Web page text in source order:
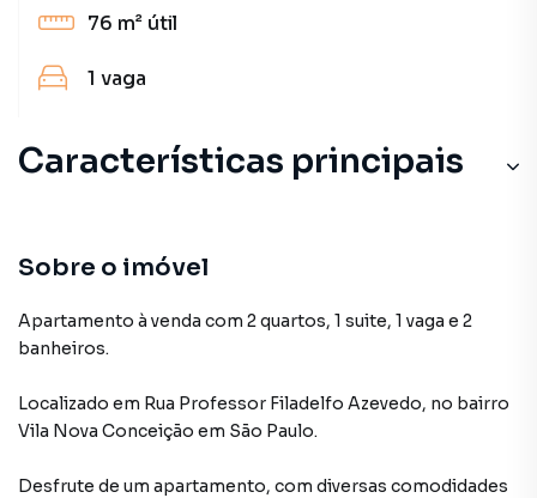
76 m² útil
1 vaga
Características principais
Sobre o imóvel
Apartamento à venda com 2 quartos, 1 suite, 1 vaga e 2
banheiros.
Localizado em Rua Professor Filadelfo Azevedo, no bairro
Vila Nova Conceição em São Paulo.
Desfrute de um apartamento, com diversas comodidades